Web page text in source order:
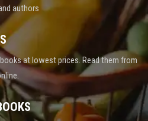
authors
at lowest prices. Read them from